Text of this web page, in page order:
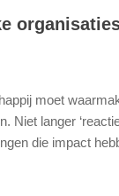
moet
langer
die impact